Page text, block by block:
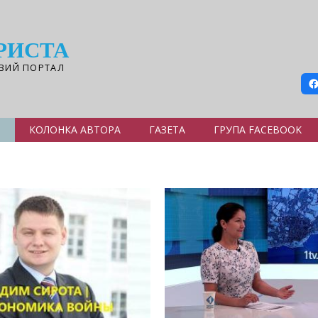
ПОРТАЛ
КОЛОНКА АВТОРА ГАЗЕТА ГРУПА FACEBOOK